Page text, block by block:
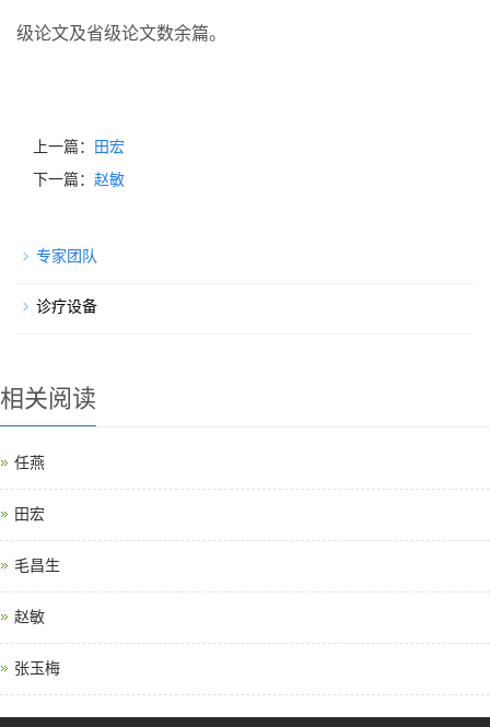
级论文及省级论文数余篇。
上一篇：
田宏
下一篇： 赵敏
专家团队
诊疗设备
相关阅读
任燕
田宏
毛昌生
赵敏
张玉梅